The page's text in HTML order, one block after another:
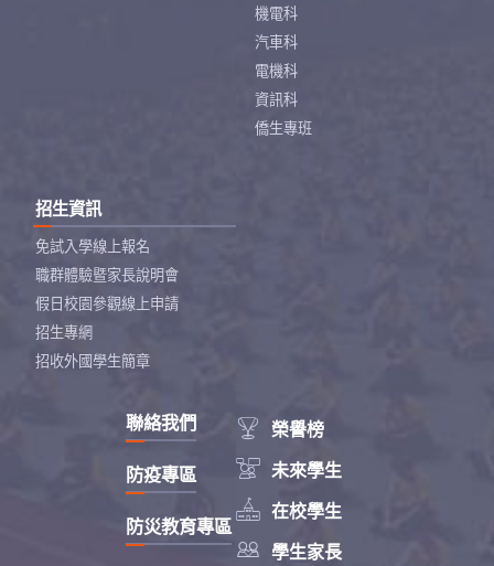
機電科
汽車科
電機科
資訊科
僑生專班
招生資訊
免試入學線上報名
職群體驗暨家長說明會
假日校園參觀線上申請
招生專網
招收外國學生簡章
 榮譽榜
 未來學生
 在校學生
 學生家長
聯絡我們
防疫專區
防災教育專區